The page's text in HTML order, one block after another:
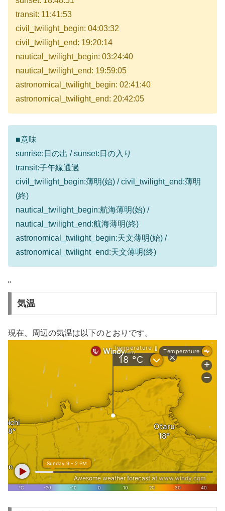
transit: 11:41:53
civil_twilight_begin: 04:03:32
civil_twilight_end: 19:20:14
nautical_twilight_begin: 03:24:40
nautical_twilight_end: 19:59:05
astronomical_twilight_begin: 02:41:40
astronomical_twilight_end: 20:42:05
■意味
sunrise:日の出 / sunset:日の入り
transit:子午線通過
civil_twilight_begin:薄明(始) / civil_twilight_end:薄明
(終)
nautical_twilight_begin:航海薄明(始) /
nautical_twilight_end:航海薄明(終)
astronomical_twilight_begin:天文薄明(始) /
astronomical_twilight_end:天文薄明(終)
"
気温
現在、周辺の気温は以下のとおりです。